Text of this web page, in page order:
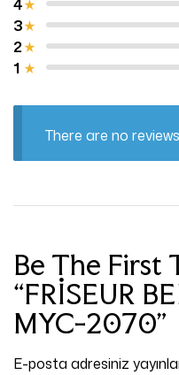
1
2
3
There are no
Be The First
“FRİSEUR
MYC-2070”
E-posta adresiniz